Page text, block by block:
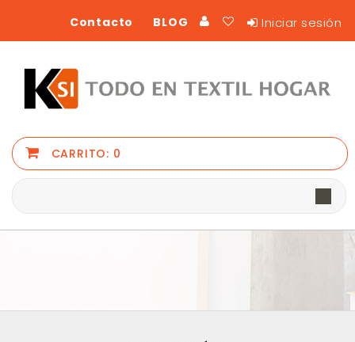
Iniciar sesión
BLOG
Contacto
CARRITO: 0